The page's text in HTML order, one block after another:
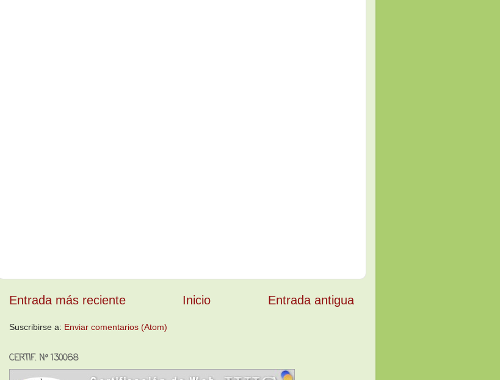
Entrada más reciente Entrada antigua
Inicio
Suscribirse a: Enviar comentarios (Atom)
CERTIF. Nº 130068